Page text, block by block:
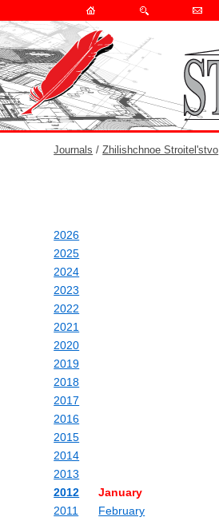
Journals /Zhilishchnoe Stroitel'stvo
2026
2025
2024
2023
2022
2021
2020
2019
2018
2017
2016
2015
2014
2013
2012
January
February
2011